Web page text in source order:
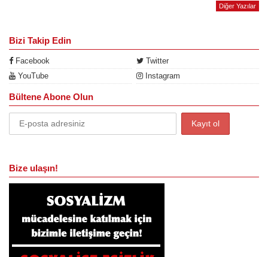
Diğer Yazılar
Bizi Takip Edin
Facebook
Twitter
YouTube
Instagram
Bültene Abone Olun
Bize ulaşın!